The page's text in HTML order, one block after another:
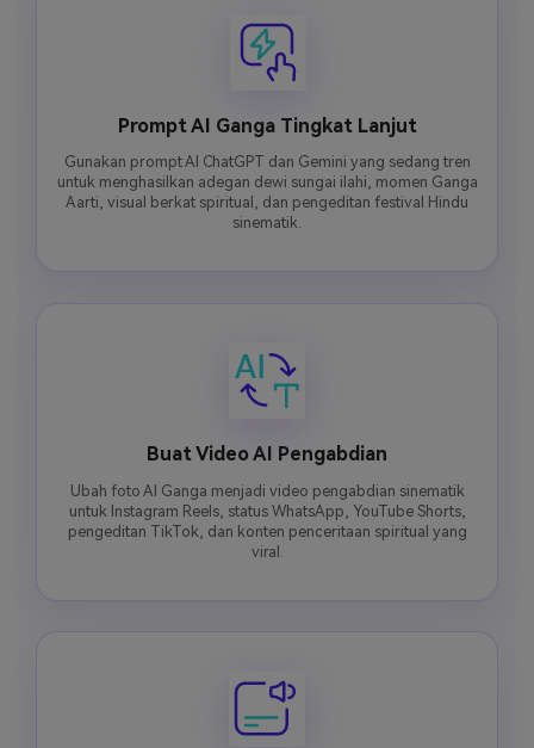
Prompt AI Ganga Tingkat Lanjut
Gunakan prompt AI ChatGPT dan Gemini yang sedang tren
untuk menghasilkan adegan dewi sungai ilahi, momen Ganga
Aarti, visual berkat spiritual, dan pengeditan festival Hindu
sinematik.
Buat Video AI Pengabdian
Ubah foto AI Ganga menjadi video pengabdian sinematik
untuk Instagram Reels, status WhatsApp, YouTube Shorts,
pengeditan TikTok, dan konten penceritaan spiritual yang
viral.